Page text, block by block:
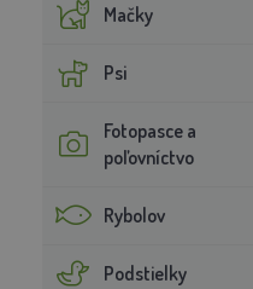
Mačky
Psi
Fotopasce a
poľovníctvo
Rybolov
Podstielky